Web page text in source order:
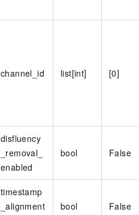
channel_id list[int] [0]
disfluency
_removal_
enabled
bool False
timestamp
_alignment
bool False